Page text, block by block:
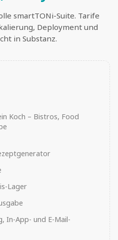
smartTONi-Suite. Tarife
Deployment und
in Substanz.
Koch – Bistros, Food
Lager
In-App- und E-Mail-